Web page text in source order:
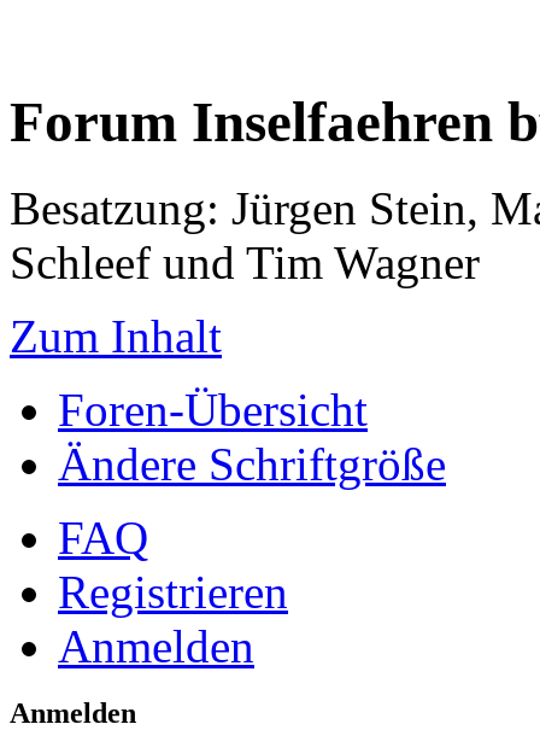
Forum Inselfaehren
Besatzung: Jürgen Stein,
Schleef und Tim Wagner
Zum Inhalt
Foren-Übersicht
Ändere Schriftgröße
FAQ
Registrieren
Anmelden
Anmelden